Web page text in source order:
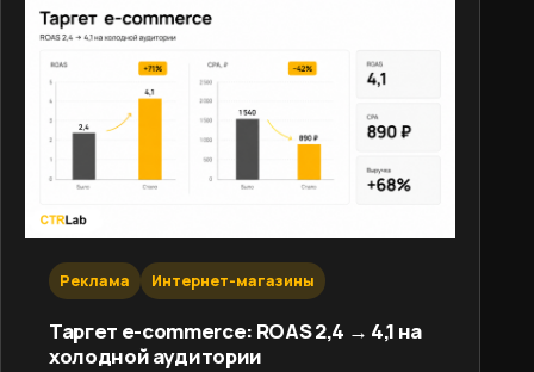
Реклама Интернет-магазины
Таргет e-commerce: ROAS 2,4 → 4,1 на
холодной аудитории